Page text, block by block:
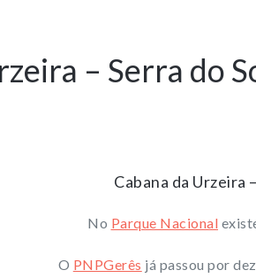
– Serra do
Cabana da Urzeira
No Parque Nacional
O PNPGerês já passou por